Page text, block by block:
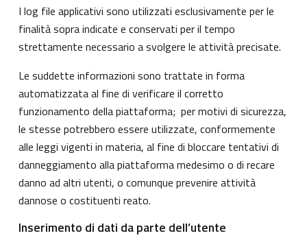
I log file applicativi sono utilizzati esclusivamente per le
finalità sopra indicate e conservati per il tempo
strettamente necessario a svolgere le attività precisate.
Le suddette informazioni sono trattate in forma
automatizzata al fine di verificare il corretto
funzionamento della piattaforma; per motivi di sicurezza,
le stesse potrebbero essere utilizzate, conformemente
alle leggi vigenti in materia, al fine di bloccare tentativi di
danneggiamento alla piattaforma medesimo o di recare
danno ad altri utenti, o comunque prevenire attività
dannose o costituenti reato.
Inserimento di dati da parte dell’utente